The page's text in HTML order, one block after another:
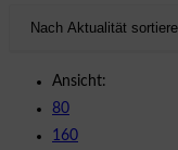
Ansicht:
80
160